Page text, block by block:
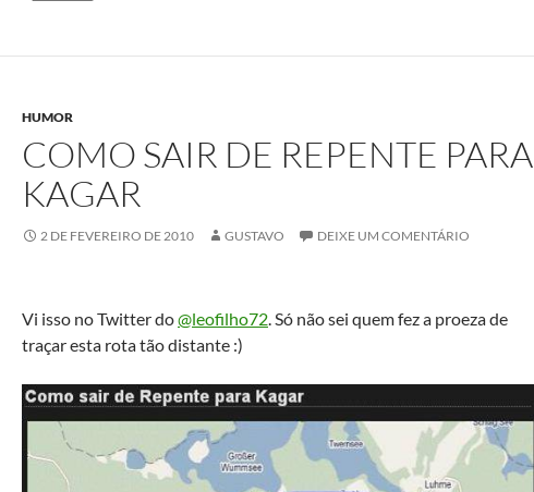
HUMOR
COMO SAIR DE REPENTE PARA
KAGAR
2 DE FEVEREIRO DE 2010 GUSTAVO DEIXE UM COMENTÁRIO
Vi isso no Twitter do@leofilho72. Só não sei quem fez a proeza de
traçar esta rota tão distante :)